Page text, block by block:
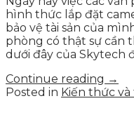
hình thức lắp đặt
bảo vệ tài sản của
phòng có thật sự cần
dưới đây của Skytech
Continue reading →
Posted in Kiến thức và